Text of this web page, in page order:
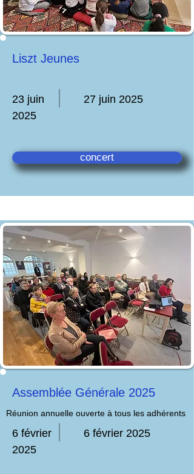
Liszt Jeunes
23 juin
2025
27 juin 2025
concert
Assemblée Générale 2025
Réunion annuelle ouverte à tous les adhérents
6 février
2025
6 février 2025